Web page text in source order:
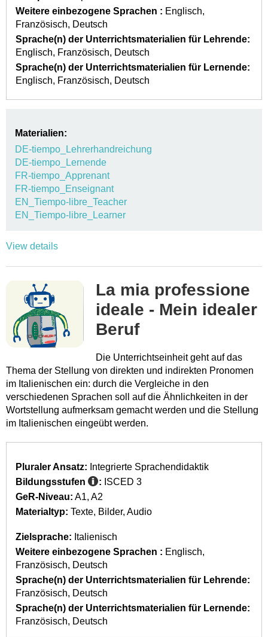
Weitere einbezogene Sprachen : Englisch
Französisch
Deutsch
Sprache(n) der Unterrichtsmaterialien für Lehrende:
Englisch
Französisch
Deutsch
Sprache(n) der Unterrichtsmaterialien für Lernende:
Englisch
Französisch Deutsch
Materialien:
DE-tiempo_Lehrerhandreichung
DE-tiempo_Lernende
FR-tiempo_Apprenant
FR-tiempo_Enseignant
EN_Tiempo-libre_Teacher
EN_Tiempo-libre_Learner
View details
La mia professione
ideale - Mein idealer
Beruf
Die Unterrichtseinheit geht auf das
Thema der Stellung von direkten und indirekten Pronomen
im Italienischen ein: durch die Vergleiche in den
verschiedenen Sprachen soll auf die Ähnlichkeiten in der
Wortstellung aufmerksam gemacht werden und die Stellung
im Italienischen eingeübt werden.
Pluraler Ansatz: Integrierte Sprachendidaktik
Bildungsstufen
: ISCED 3
GeR-Niveau: A1 A2
Materialtyp: Texte Bilder Audio
Zielsprache: Italienisch
Weitere einbezogene Sprachen : Englisch
Französisch
Deutsch
Sprache(n) der Unterrichtsmaterialien für Lehrende:
Französisch
Deutsch
Sprache(n) der Unterrichtsmaterialien für Lernende:
Französisch
Deutsch